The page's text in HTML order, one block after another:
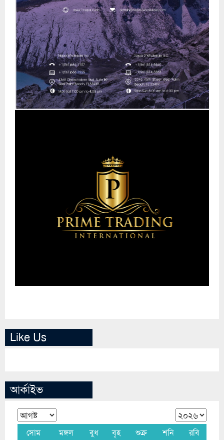
Like Us
আর্কাইভ
সোম মঙ্গল বুধ বৃহ শুক্র শনি রবি